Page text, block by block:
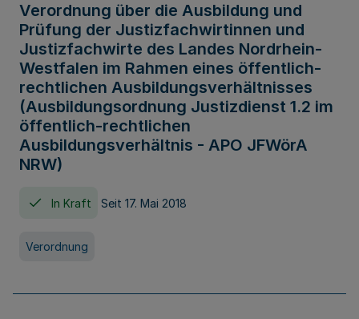
Verordnung über die Ausbildung und
Prüfung der Justizfachwirtinnen und
Justizfachwirte des Landes Nordrhein-
Westfalen im Rahmen eines öffentlich-
rechtlichen Ausbildungsverhältnisses
(Ausbildungsordnung Justizdienst 1.2 im
öffentlich-rechtlichen
Ausbildungsverhältnis - APO JFWörA
NRW)
In Kraft Seit 17. Mai 2018
Verordnung